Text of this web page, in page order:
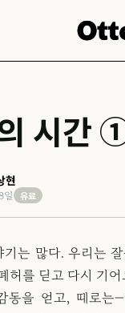
시간
현
일 유료
기는 많다. 우리는
허를 딛고 다시 기
동을 얻고, 때로는